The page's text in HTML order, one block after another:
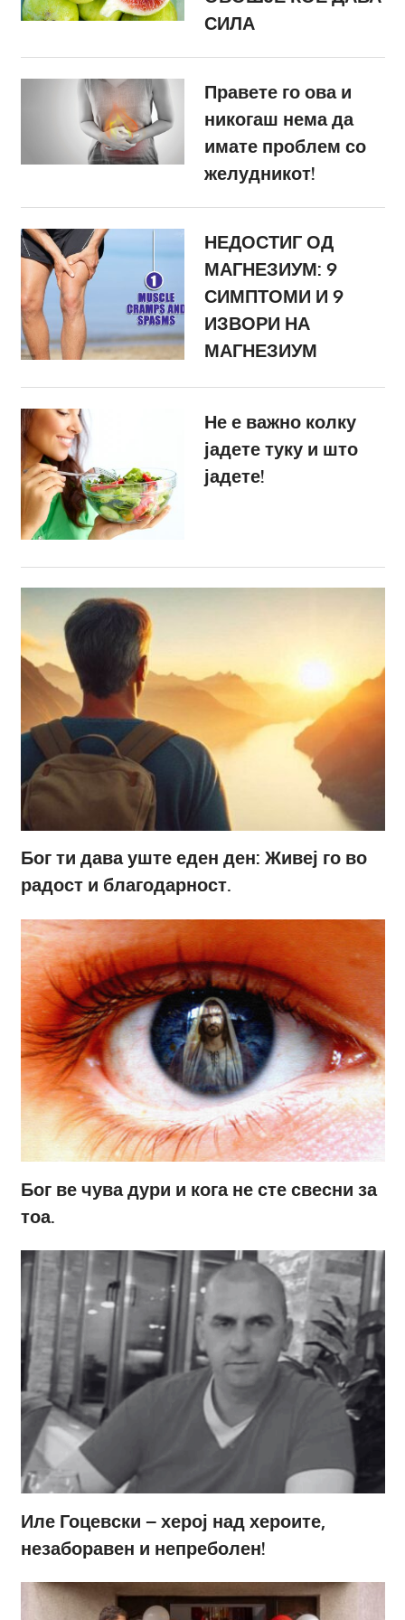
СИЛА
Правете го ова и
никогаш нема да
имате проблем со
желудникот!
НЕДОСТИГ ОД
МАГНЕЗИУМ: 9
СИМПТОМИ И 9
ИЗВОРИ НА
МАГНЕЗИУМ
Не е важно колку
јадете туку и што
јадете!
Бог ти дава уште еден ден: Живеј го во
радост и благодарност.
Бог ве чува дури и кога не сте свесни за
тоа.
Иле Гоцевски – херој над хероите,
незаборавен и непреболен!